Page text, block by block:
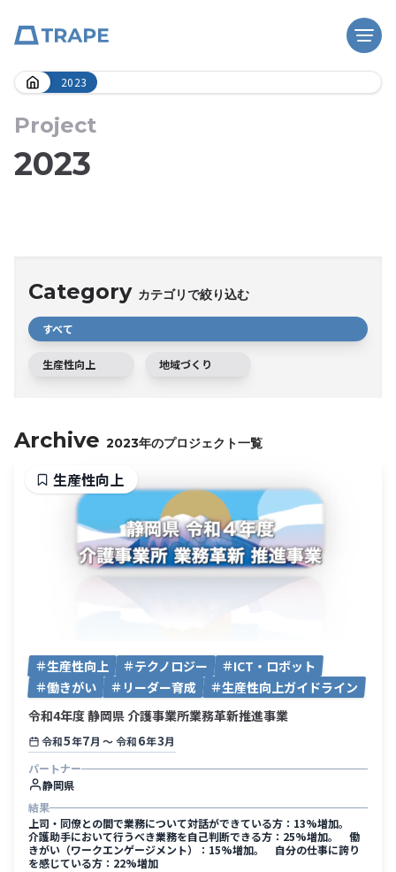
Skip
content
2023
Project
2023
Category カテゴリで絞り込む
すべて
生産性向上 地域づくり
Archive 2023年のプロジェクト一覧
生産性向上 テクノロジー
ICT・ロボット
働きがい
リーダー育成
生産性向上ガイドライン
令和4年度 静岡県 介護事業所業務革新推進事業
令和5年7月 〜令和6年3月
パートナー
静岡県
結果
上司・同僚との間で業務について対話ができている方：13%増加。
介護助手において行うべき業務を自己判断できる方：25%増加。 働
きがい（ワークエンゲージメント）：15%増加。 自分の仕事に誇り
を感じている方：22%増加
生産性向上